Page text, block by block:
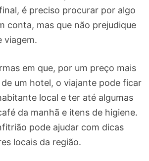
é preciso procurar por algo
conta, mas que não prejudique
viagem.
em que, por um preço mais
um hotel, o viajante pode ficar
local e ter até algumas
da manhã e itens de higiene.
pode ajudar com dicas
locais da região.